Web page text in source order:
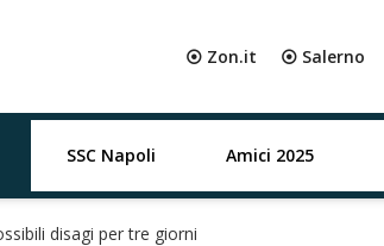
⦿ Zon.it ⦿ Salerno
SSC Napoli Amici 2025
disagi per tre giorni